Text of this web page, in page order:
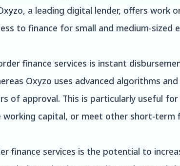
a leading digital lender, offers work
to finance for small and medium-sized
finance services is instant
Oxyzo uses advanced algorithms
of approval. This is particularly useful
working capital, or meet other short-term
finance services is the potential to